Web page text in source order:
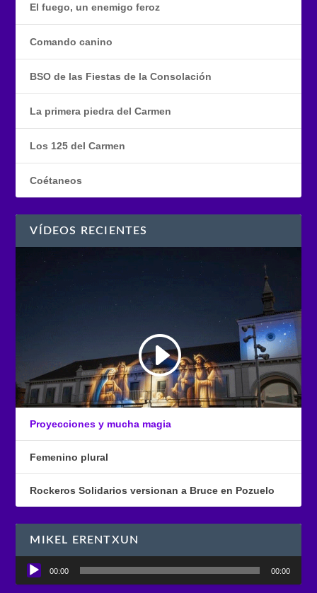
El fuego, un enemigo feroz
Comando canino
BSO de las Fiestas de la Consolación
La primera piedra del Carmen
Los 125 del Carmen
Coétaneos
VÍDEOS RECIENTES
Proyecciones y mucha magia
Femenino plural
Rockeros Solidarios versionan a Bruce en Pozuelo
MIKEL ERENTXUN
Reproductor
00:00 00:00